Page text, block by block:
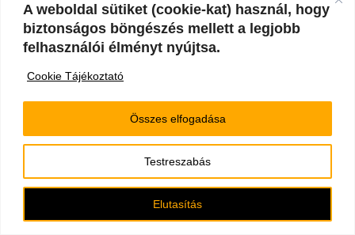
A weboldal sütiket (cookie-kat) használ, hogy
biztonságos böngészés mellett a legjobb
felhasználói élményt nyújtsa.
Cookie Tájékoztató
Testreszabás
Elutasítás
Összes elfogadása
az otthona biztonsága és...